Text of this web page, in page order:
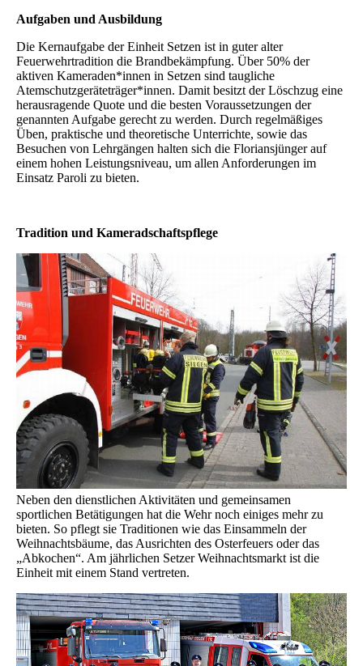
Aufgaben und Ausbildung
Die Kernaufgabe der Einheit Setzen ist in guter alter
Feuerwehrtradition die Brandbekämpfung. Über 50% der
aktiven Kameraden*innen in Setzen sind taugliche
Atemschutzgeräteträger*innen. Damit besitzt der Löschzug eine
herausragende Quote und die besten Voraussetzungen der
genannten Aufgabe gerecht zu werden. Durch regelmäßiges
Üben, praktische und theoretische Unterrichte, sowie das
Besuchen von Lehrgängen halten sich die Floriansjünger auf
einem hohen Leistungsniveau, um allen Anforderungen im
Einsatz Paroli zu bieten.
Tradition und Kameradschaftspflege
Neben den dienstlichen Aktivitäten und gemeinsamen
sportlichen Betätigungen hat die Wehr noch einiges mehr zu
bieten. So pflegt sie Traditionen wie das Einsammeln der
Weihnachtsbäume, das Ausrichten des Osterfeuers oder das
„Abkochen“. Am jährlichen Setzer Weihnachtsmarkt ist die
Einheit mit einem Stand vertreten.